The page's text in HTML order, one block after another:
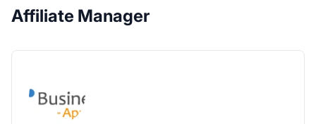
Affiliate Manager